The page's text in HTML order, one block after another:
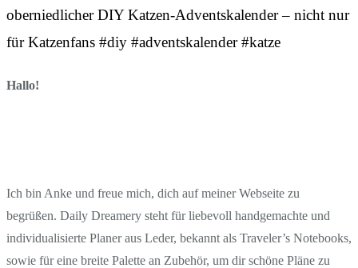
oberniedlicher DIY Katzen-Adventskalender – nicht nur
für Katzenfans #diy #adventskalender #katze
Hallo!
Ich bin Anke und freue mich, dich auf meiner Webseite zu
begrüßen. Daily Dreamery steht für liebevoll handgemachte und
individualisierte Planer aus Leder, bekannt als Traveler’s Notebooks,
sowie für eine breite Palette an Zubehör, um dir schöne Pläne zu